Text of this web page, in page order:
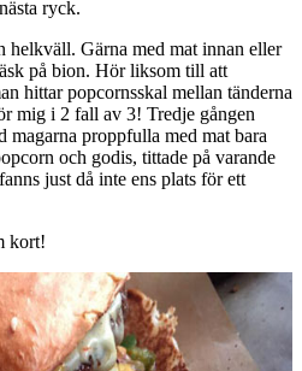
ryck.
Gärna med mat innan eller
på bion. Hör liksom till att
hittar popcornsskal mellan tänderna
mig i 2 fall av 3! Tredje gången
proppfulla med mat bara
och godis, tittade på varande
just då inte ens plats för ett
kort!